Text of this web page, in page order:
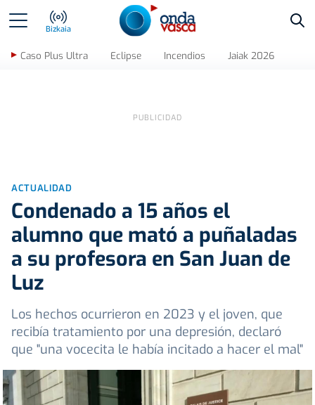
Bizkaia
Caso Plus Ultra Eclipse Incendios Jaiak 2026
ACTUALIDAD
Condenado a 15 años el
alumno que mató a puñaladas
a su profesora en San Juan de
Luz
Los hechos ocurrieron en 2023 y el joven, que
recibía tratamiento por una depresión, declaró
que "una vocecita le había incitado a hacer el mal"